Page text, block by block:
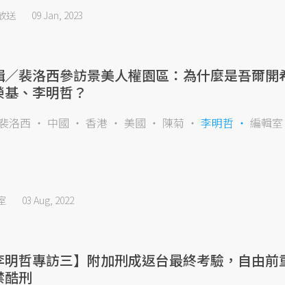
送 09 Jan, 2023
／裴洛西參訪景美人權園區：為什麼是吾爾開
、李明哲？
洛西 中國 香港 美國 陳菊 李明哲 編輯室
03 Aug, 2022
明哲專訪三】附加刑成返台最終考驗，自由前
酷刑